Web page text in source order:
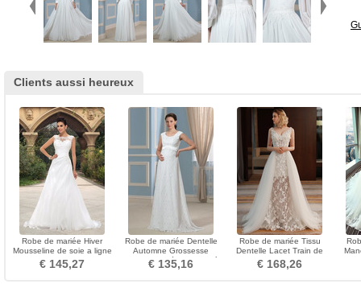
Clients aussi heureux
Robe de mariée Hiver
Mousseline de soie a ligne
Sans Manches
Rectangulaire
€ 145,27
Robe de mariée Dentelle
Automne Grossesse
Formelle Orné de Nœud à
Boucle
€ 135,16
Robe de mariée Tissu
Dentelle Lacet Train de
petit A-ligne Naturel taille
€ 168,26